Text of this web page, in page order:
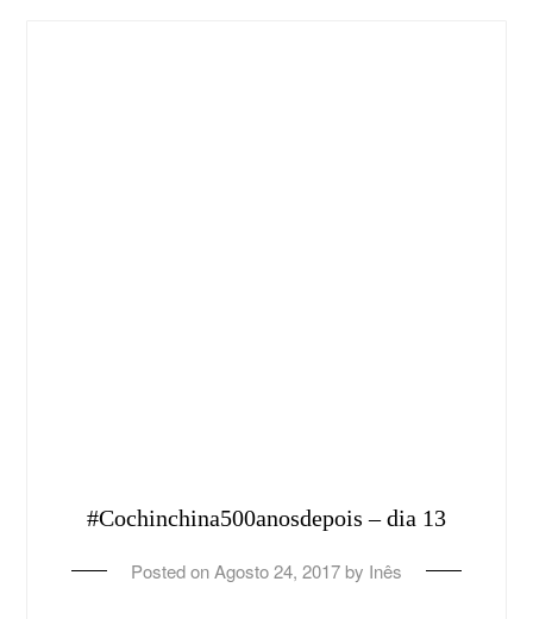
#Cochinchina500anosdepois – dia 13
Posted onAgosto 24, 2017 by Inês